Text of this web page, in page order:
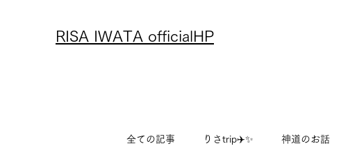
RISA IWATA officialHP
全ての記事 りさtrip✈️✨ 神道のお話